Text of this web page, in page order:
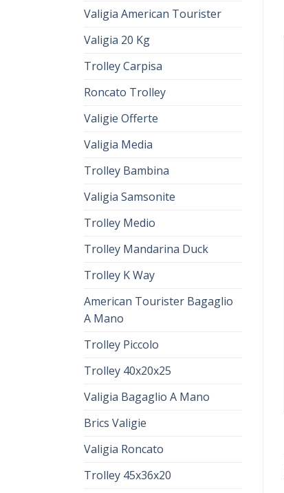
Valigia American Tourister
Valigia 20 Kg
Trolley Carpisa
Roncato Trolley
Valigie Offerte
Valigia Media
Trolley Bambina
Valigia Samsonite
Trolley Medio
Trolley Mandarina Duck
Trolley K Way
American Tourister Bagaglio
A Mano
Trolley Piccolo
Trolley 40x20x25
Valigia Bagaglio A Mano
Brics Valigie
Valigia Roncato
Trolley 45x36x20